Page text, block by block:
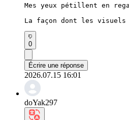
Mes yeux pétillent en
La façon dont les
0
Écrire une réponse
2026.07.15 16:01
doYak297